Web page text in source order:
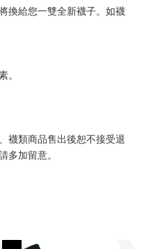
換給您一雙全新襪子。如襪
襪類商品售出後恕不接受退
加留意。